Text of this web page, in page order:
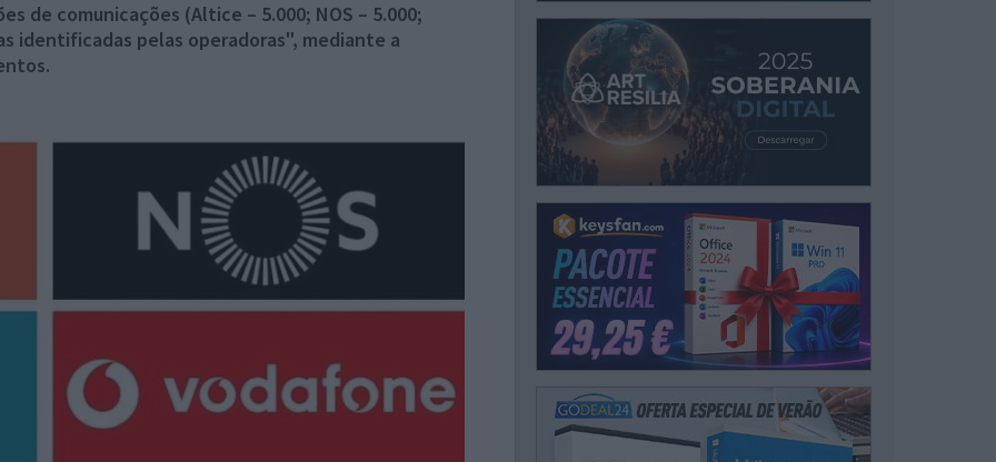
de comunicações (Altice – 5.000; NOS – 5.000;
identificadas pelas operadoras", mediante a